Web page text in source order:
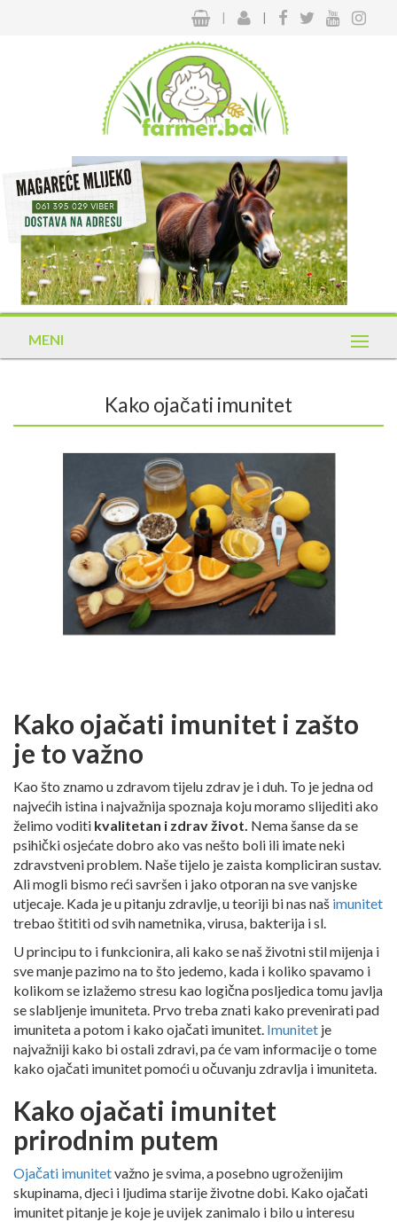
| |
MENI
Kako ojačati imunitet
Kako ojačati imunitet i zašto
je to važno
Kao što znamo u zdravom tijelu zdrav je i duh. To je jedna od
najvećih istina i najvažnija spoznaja koju moramo slijediti ako
želimo voditi kvalitetan i zdrav život. Nema šanse da se
psihički osjećate dobro ako vas nešto boli ili imate neki
zdravstveni problem. Naše tijelo je zaista kompliciran sustav.
Ali mogli bismo reći savršen i jako otporan na sve vanjske
utjecaje. Kada je u pitanju zdravlje, u teoriji bi nas naš imunitet
trebao štititi od svih nametnika, virusa, bakterija i sl.
U principu to i funkcionira, ali kako se naš životni stil mijenja i
sve manje pazimo na to što jedemo, kada i koliko spavamo i
kolikom se izlažemo stresu kao logična posljedica tomu javlja
se slabljenje imuniteta. Prvo treba znati kako prevenirati pad
imuniteta a potom i kako ojačati imunitet. Imunitet je
najvažniji kako bi ostali zdravi, pa će vam informacije o tome
kako ojačati imunitet pomoći u očuvanju zdravlja i imuniteta.
Kako ojačati imunitet
prirodnim putem
Ojačati imunitetvažno je svima, a posebno ugroženijim
skupinama, djeci i ljudima starije životne dobi. Kako ojačati
imunitet pitanje je koje je uvijek zanimalo i bilo u interesu